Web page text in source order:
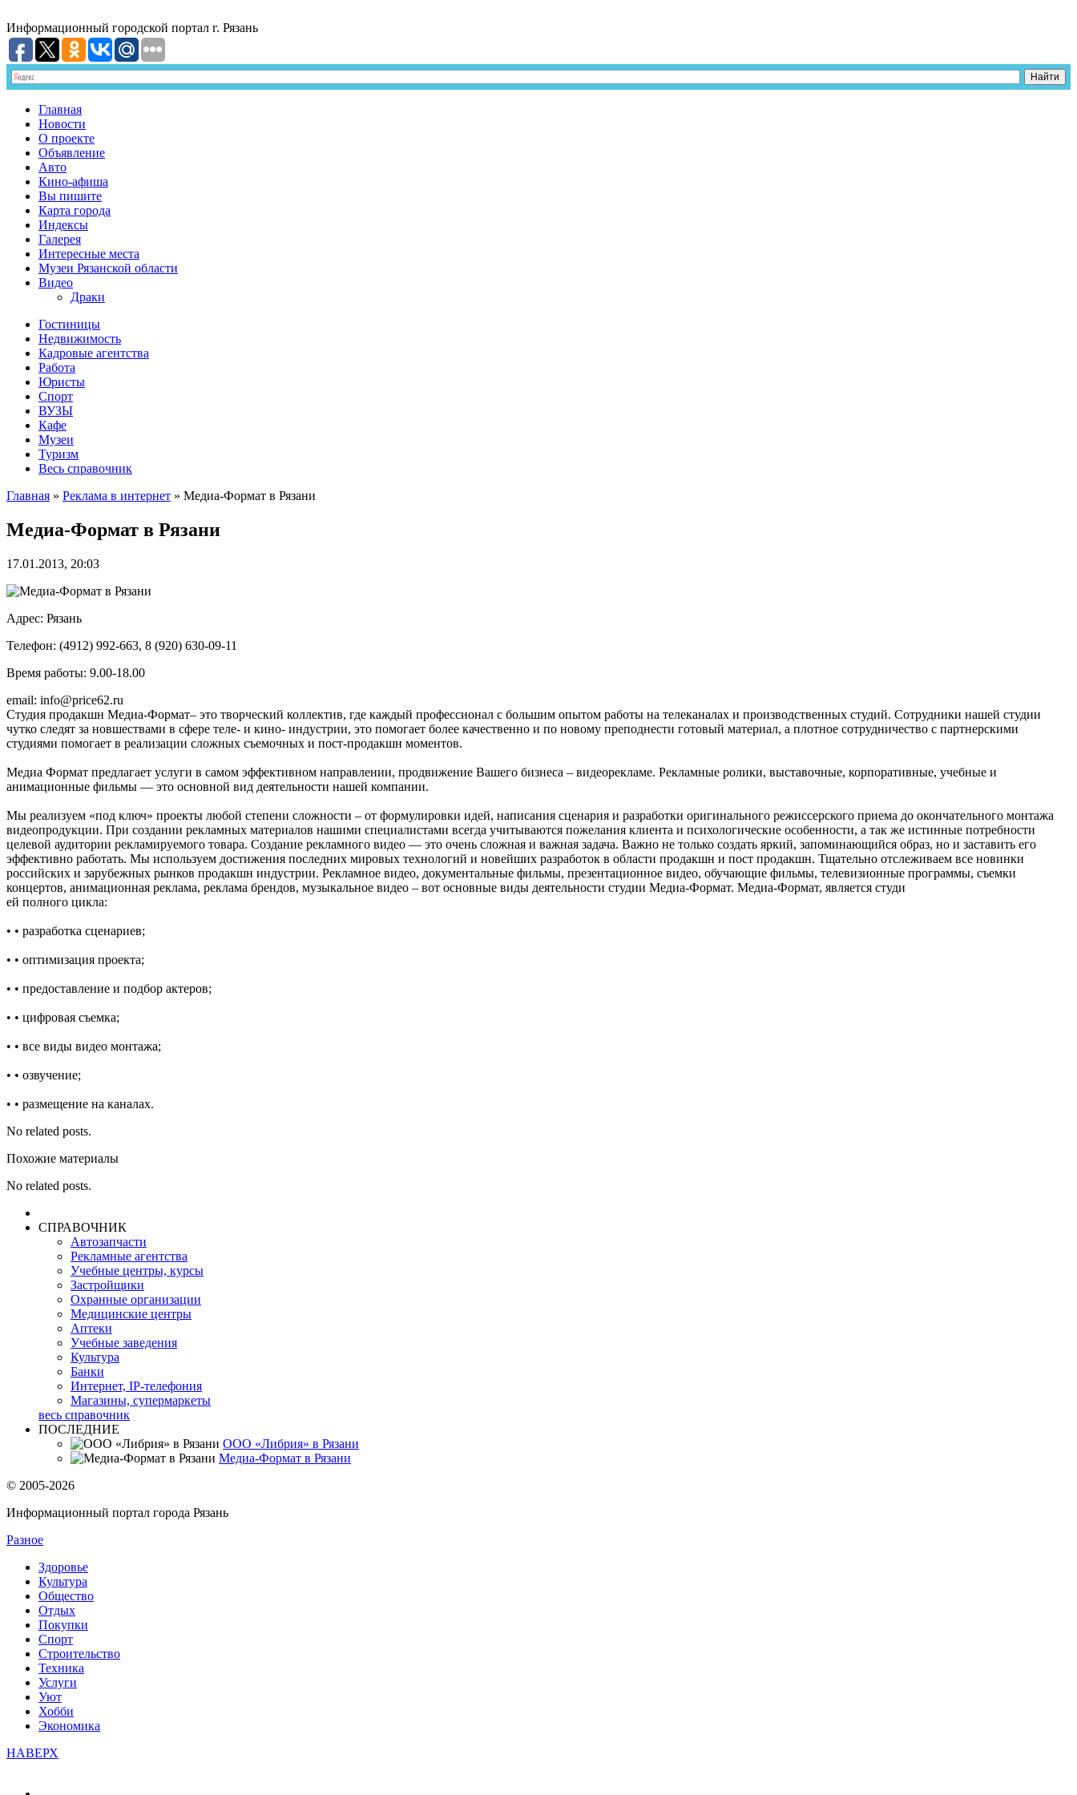
Информационный городской портал г. Рязань
Главная
Новости
О проекте
Объявление
Авто
Кино-афиша
Вы пишите
Карта города
Индексы
Галерея
Интересные места
Музеи Рязанской области
Видео
Драки
Гостиницы
Недвижимость
Кадровые агентства
Работа
Юристы
Спорт
ВУЗЫ
Кафе
Музеи
Туризм
Весь справочник
Главная » Реклама в интернет » Медиа-Формат в Рязани
Медиа-Формат в Рязани
17.01.2013, 20:03
Адрес: Рязань
Телефон: (4912) 992-663, 8 (920) 630-09-11
Время работы: 9.00-18.00
email: info@price62.ru
Студия продакшн Медиа-Формат– это творческий коллектив, где каждый профессионал с большим опытом работы на телеканалах и производственных студий. Сотрудники нашей студии
чутко следят за новшествами в сфере теле- и кино- индустрии, это помогает более качественно и по новому преподнести готовый материал, а плотное сотрудничество с партнерскими
студиями помогает в реализации сложных съемочных и пост-продакшн моментов.
Медиа Формат предлагает услуги в самом эффективном направлении, продвижение Вашего бизнеса – видеорекламе. Рекламные ролики, выставочные, корпоративные, учебные и
анимационные фильмы — это основной вид деятельности нашей компании.
Мы реализуем «под ключ» проекты любой степени сложности – от формулировки идей, написания сценария и разработки оригинального режиссерского приема до окончательного монтажа
видеопродукции. При создании рекламных материалов нашими специалистами всегда учитываются пожелания клиента и психологические особенности, а так же истинные потребности
целевой аудитории рекламируемого товара. Создание рекламного видео — это очень сложная и важная задача. Важно не только создать яркий, запоминающийся образ, но и заставить его
эффективно работать. Мы используем достижения последних мировых технологий и новейших разработок в области продакшн и пост продакшн. Тщательно отслеживаем все новинки
российских и зарубежных рынков продакшн индустрии. Рекламное видео, документальные фильмы, презентационное видео, обучающие фильмы, телевизионные программы, съемки
концертов, анимационная реклама, реклама брендов, музыкальное видео – вот основные виды деятельности студии Медиа-Формат. Медиа-Формат, является студи
ей полного цикла:
• • разработка сценариев;
• • оптимизация проекта;
• • предоставление и подбор актеров;
• • цифровая съемка;
• • все виды видео монтажа;
• • озвучение;
• • размещение на каналах.
No related posts.
Похожие материалы
No related posts.
СПРАВОЧНИК
Автозапчасти
Рекламные агентства
Учебные центры, курсы
Застройщики
Охранные организации
Медицинские центры
Аптеки
Учебные заведения
Культура
Банки
Интернет, IP-телефония
Магазины, супермаркеты
весь справочник
ПОСЛЕДНИЕ
ООО «Либрия» в Рязани
Медиа-Формат в Рязани
© 2005-2026
Информационный портал города Рязань
Разное
Здоровье
Культура
Общество
Отдых
Покупки
Спорт
Строительство
Техника
Услуги
Уют
Хобби
Экономика
НАВЕРХ